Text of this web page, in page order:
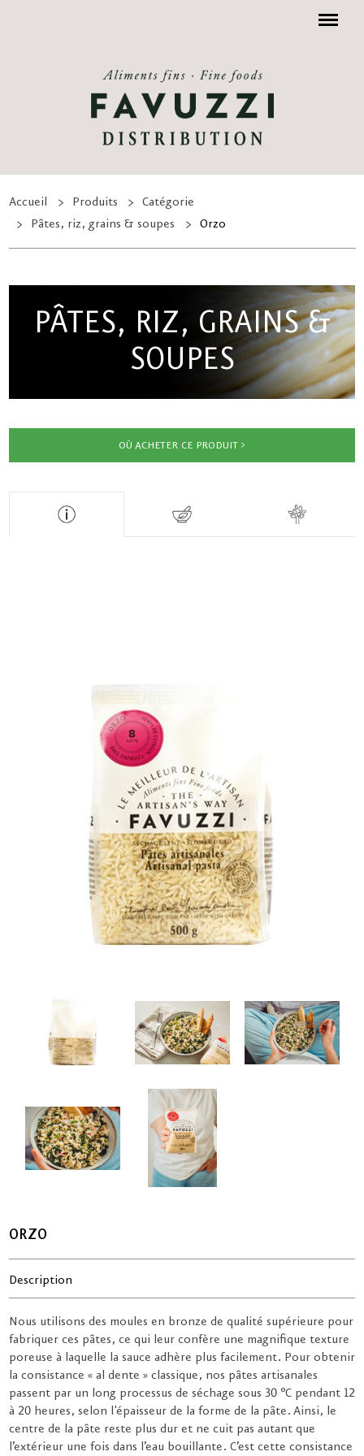
Menu
Accueil Produits
Catégorie
Pâtes, riz, grains & soupes
Orzo
PÂTES, RIZ, GRAINS &
SOUPES
OÙ ACHETER CE PRODUIT
ORZO
Description
Nous utilisons des moules en bronze de qualité supérieure pour
fabriquer ces pâtes, ce qui leur confère une magnifique texture
poreuse à laquelle la sauce adhère plus facilement. Pour obtenir
la consistance « al dente » classique, nos pâtes artisanales
passent par un long processus de séchage sous 30 °C pendant 12
à 20 heures, selon l'épaisseur de la forme de la pâte. Ainsi, le
centre de la pâte reste plus dur et ne cuit pas autant que
l’extérieur une fois dans l’eau bouillante. C’est cette consistance